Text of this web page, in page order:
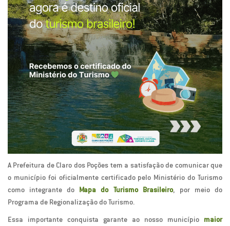
A Prefeitura de Claro dos Poções tem a satisfação de comunicar que
o município foi oficialmente certificado pelo Ministério do Turismo
como integrante do Mapa do Turismo Brasileiro, por meio do
Programa de Regionalização do Turismo.
Essa importante conquista garante ao nosso município maior